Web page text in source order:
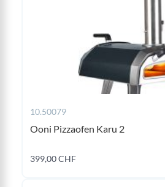
10.50079
Ooni Pizzaofen Karu 2
399,00 CHF